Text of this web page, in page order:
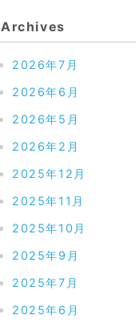
Archives
2026年7月
2026年6月
2026年5月
2026年2月
2025年12月
2025年11月
2025年10月
2025年9月
2025年7月
2025年6月